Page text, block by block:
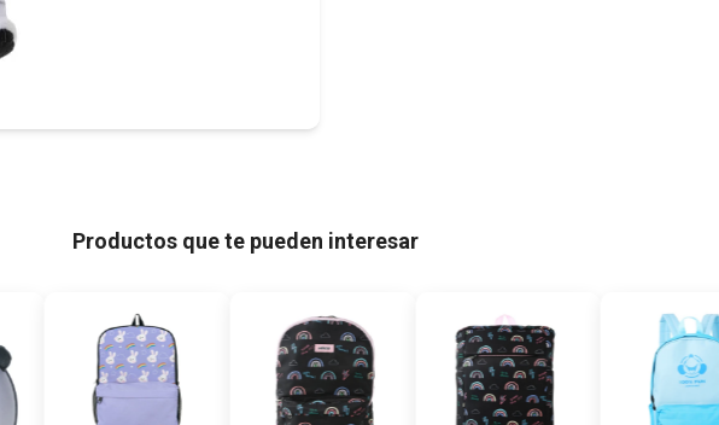
Productos que te pueden interesar